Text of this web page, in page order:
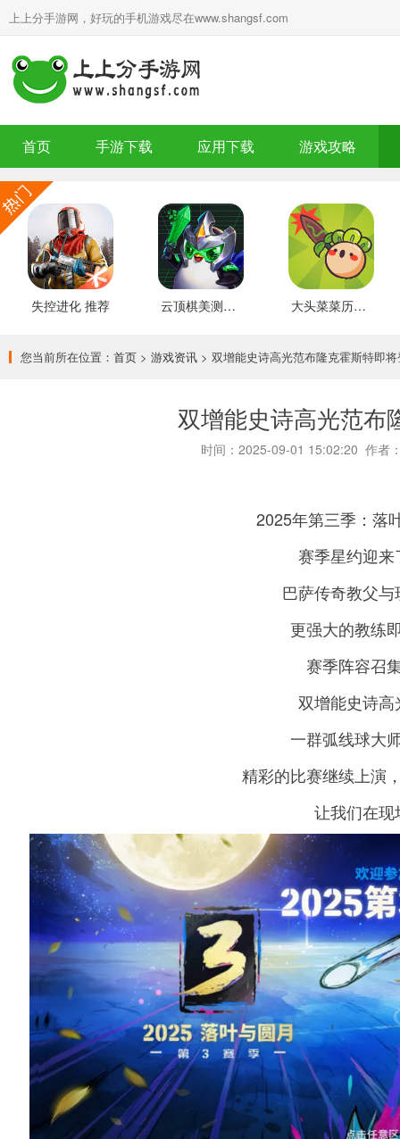
上上分手游网，好玩的手机游戏尽在www.shangsf.com
首页 手游下载 应用下载 游戏攻略
失控进化 推荐 云顶棋美测服 最新版 大头菜菜历险记 好玩的
您当前所在位置： 首页 > 游戏资讯 > 双增能史诗高光范布隆克霍斯特即
双增能史诗高光范布
时间：2025-09-01 15:02:20 作者
2025年第三季：落
赛季星约迎
巴萨传奇教父
更强大的教练
赛季阵容召
双增能史诗
一群弧线球大
精彩的比赛继续上演
让我们在